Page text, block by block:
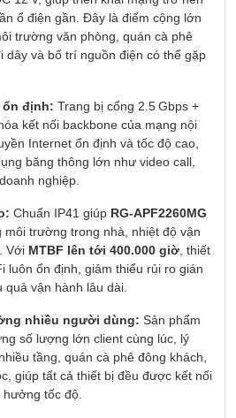
ổ điện gần. Đây là điểm cộng lớn
trường văn phòng, quán cà phê
dây và bố trí nguồn điện có thể gặp
ổn định: Trang bị cổng 2.5 Gbps +
kết nối backbone của mạng nội
Internet ổn định và tốc độ cao,
băng thông lớn như video call,
nghiệp.
Chuẩn IP41 giúp RG‑APF2260MG
môi trường trong nhà, nhiệt độ vận
Với MTBF lên tới 400.000 giờ, thiết
luôn ổn định, giảm thiểu rủi ro gián
quả vận hành lâu dài.
nhiều người dùng: Sản phẩm
số lượng lớn client cùng lúc, lý
tầng, quán cà phê đông khách,
giúp tất cả thiết bị đều được kết nối
hưởng tốc độ.